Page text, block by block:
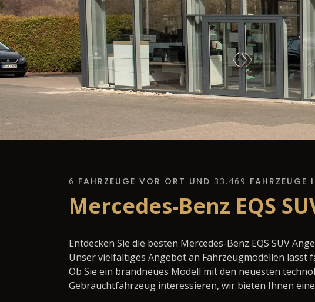
6 FAHRZEUGE VOR ORT UND 33.469 FAHRZEUGE
Mercedes-Benz EQS
Entdecken Sie die besten Mercedes-Benz EQS SUV
Unser vielfältiges Angebot an Fahrzeugmodellen lässt
Ob Sie ein brandneues Modell mit den neuesten
Gebrauchtfahrzeug interessieren, wir bieten Ihnen